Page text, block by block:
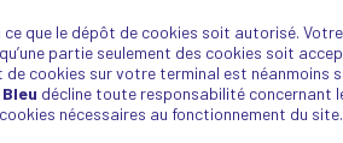
que le dépôt de cookies soit autorisé.
partie seulement des cookies soit
cookies sur votre terminal est
décline toute responsabilité concernant
nécessaires au fonctionnement du